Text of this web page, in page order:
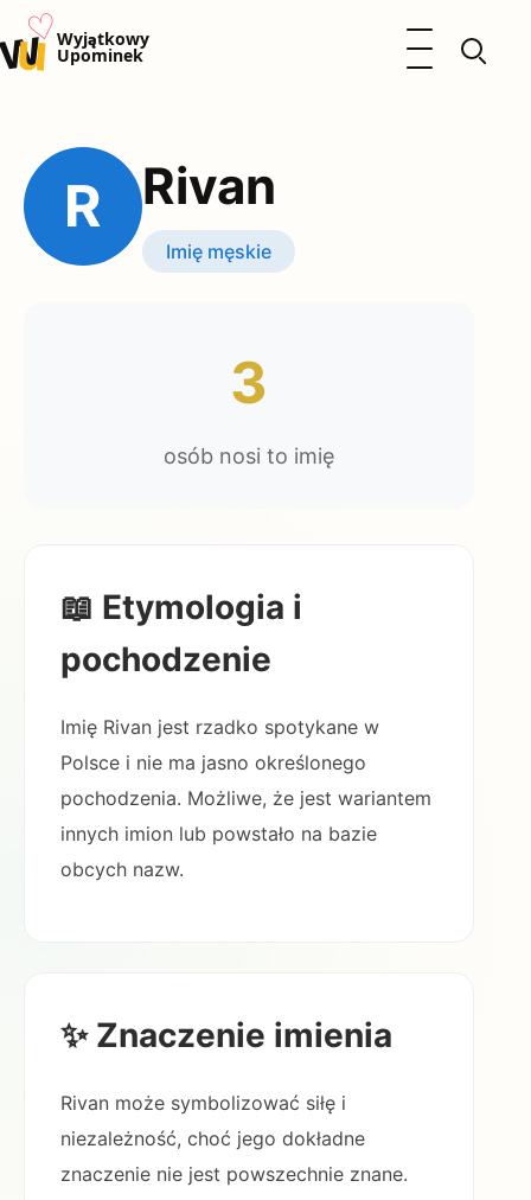
u♡Wyjątkowy
Upominek
Otwórz menu
Kalendarz Imienin
Kobieta
Okazje
Katalog prezentów
R Rivan
Imię męskie
3
osób nosi to imię
📖 Etymologia i
pochodzenie
Imię Rivan jest rzadko spotykane w
Polsce i nie ma jasno określonego
pochodzenia. Możliwe, że jest wariantem
innych imion lub powstało na bazie
obcych nazw.
✨ Znaczenie imienia
Rivan może symbolizować siłę i
niezależność, choć jego dokładne
znaczenie nie jest powszechnie znane.